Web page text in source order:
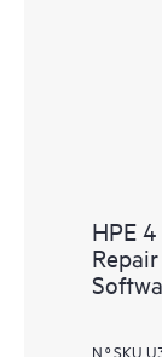
HPE
N.º SKU